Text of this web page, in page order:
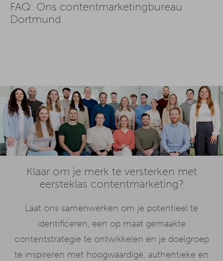
FAQ: Ons contentmarketingbureau
Dortmund
Klaar om je merk te versterken met
eersteklas contentmarketing?
Laat ons samenwerken om je potentieel te
identificeren, een op maat gemaakte
contentstrategie te ontwikkelen en je doelgroep
te inspireren met hoogwaardige, authentieke en